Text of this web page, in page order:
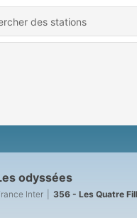
odyssées
Inter 356 - Les Quatre